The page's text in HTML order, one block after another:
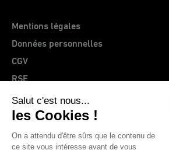
> Site web CLEMENTZ -
Mentions légales
Données personnelles
CGV
RSE